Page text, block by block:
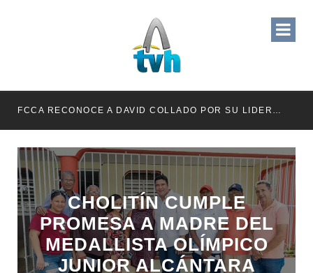
FCCA RECONOCE A DAVID COLLADO POR SU LIDERAZGO EN EL CRECIMIENTO DE LA INDUSTRIA DE CRUCEROS EN RD
CHOLITÍN CUMPLE
PROMESA A MADRE DEL
MEDALLISTA OLÍMPICO
JUNIOR ALCÁNTARA